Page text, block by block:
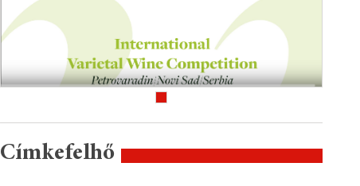
Címkefelhő